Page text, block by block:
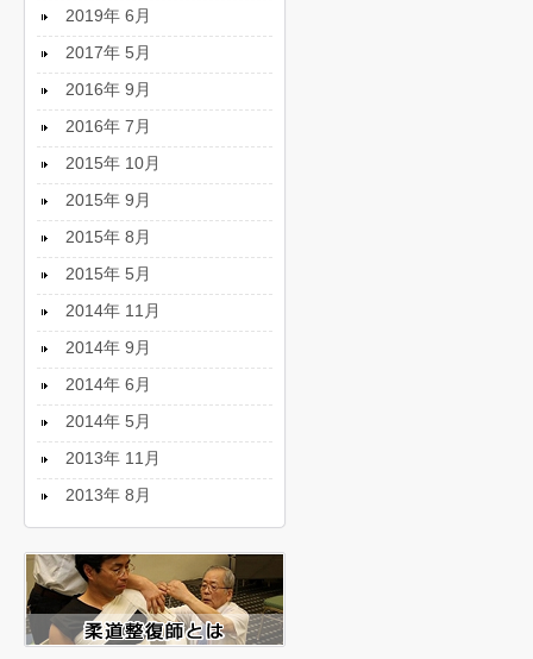
2019年 6月
2017年 5月
2016年 9月
2016年 7月
2015年 10月
2015年 9月
2015年 8月
2015年 5月
2014年 11月
2014年 9月
2014年 6月
2014年 5月
2013年 11月
2013年 8月